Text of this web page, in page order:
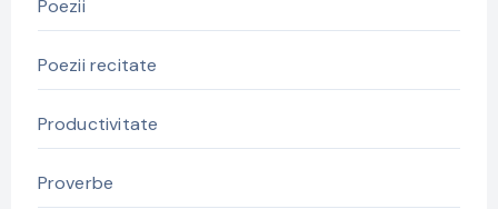
Poezii
Poezii recitate
Productivitate
Proverbe